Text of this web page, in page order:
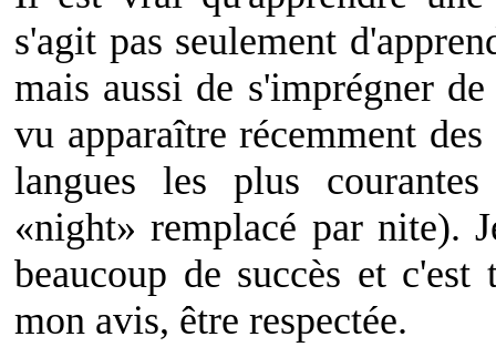
s'agit pas seulement
mais aussi de s'imprégner
vu apparaître récemment
langues les plus
«night» remplacé par nite).
beaucoup de succès et
mon avis, être respectée.